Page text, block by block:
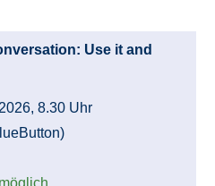
Use it and
8.30 Uhr